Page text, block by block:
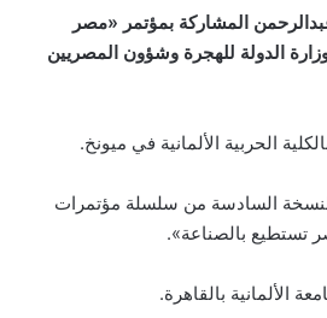
المشاركة بمؤتمر «مصر
الدولة للهجرة وشؤون المصريين
السادسة من سلسلة مؤتمرات
بالصناعة».